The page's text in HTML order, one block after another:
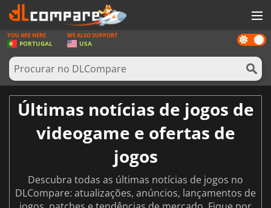
JOGOS
GAME CARDS
SOFTWARE
REWARDS
HARDWARE
ENTRAR OU REGISTAR
Dark
mode
YOU ARE HERE
PORTUGAL
WE ALSO SUPPORT
USA
Últimas notícias de jogos de
videogame e ofertas de
jogos
Descubra todas as últimas notícias de jogos no
DLCompare: atualizações, anúncios, lançamentos de